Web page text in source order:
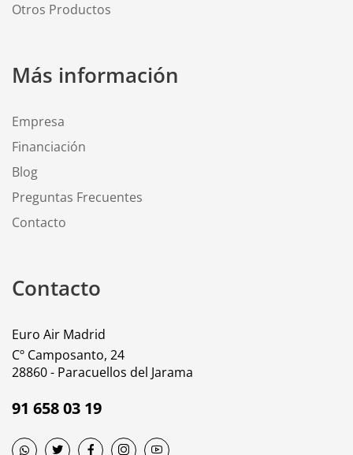
Otros Productos
Más información
Empresa
Financiación
Blog
Preguntas Frecuentes
Contacto
Contacto
Euro Air Madrid
Cº Camposanto, 24
28860 - Paracuellos del Jarama
91 658 03 19